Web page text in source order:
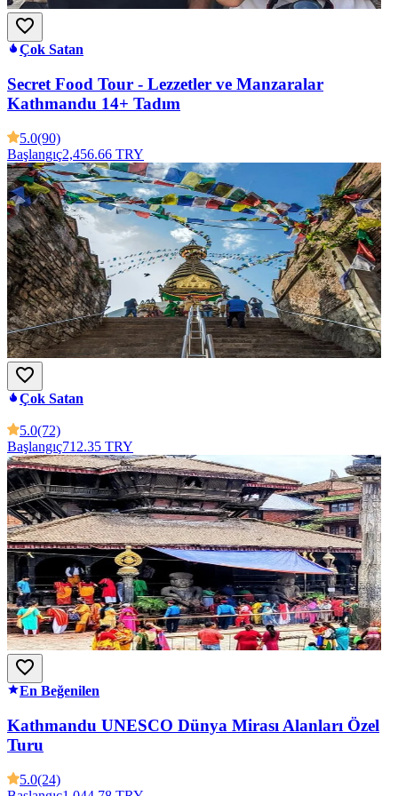
Çok Satan
Secret Food Tour - Lezzetler ve Manzaralar
Kathmandu 14+ Tadım
5.0(90)
Başlangıç2,456.66 TRY
Çok Satan
5.0(72)
Başlangıç712.35 TRY
En Beğenilen
Kathmandu UNESCO Dünya Mirası Alanları Özel
Turu
5.0(24)